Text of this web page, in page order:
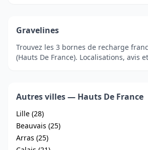
Gravelines
Trouvez les 3 bornes de recharge
(Hauts De France). Localisations, avis
Autres villes — Hauts De France
Lille (28)
Beauvais (25)
Arras (25)